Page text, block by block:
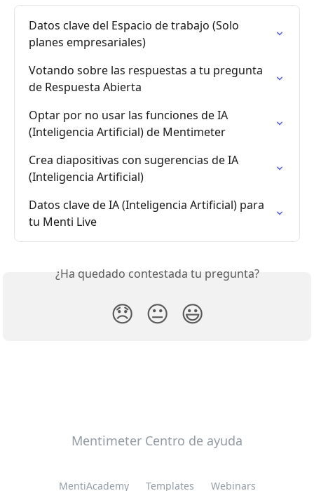
Datos clave del Espacio de trabajo (Solo
planes empresariales)
Votando sobre las respuestas a tu pregunta
de Respuesta Abierta
Optar por no usar las funciones de IA
(Inteligencia Artificial) de Mentimeter
Crea diapositivas con sugerencias de IA
(Inteligencia Artificial)
Datos clave de IA (Inteligencia Artificial) para
tu Menti Live
¿Ha quedado contestada tu pregunta?
😞 😐 😃
Mentimeter Centro de ayuda
MentiAcademy Templates Webinars